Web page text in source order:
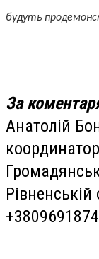
будуть
За
Анатолій
Рівненській